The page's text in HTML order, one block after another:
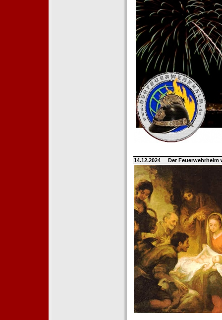
14.12.2024 Der